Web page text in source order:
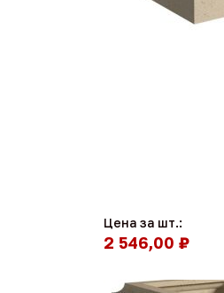
Цена за шт.:
2 546,00 ₽